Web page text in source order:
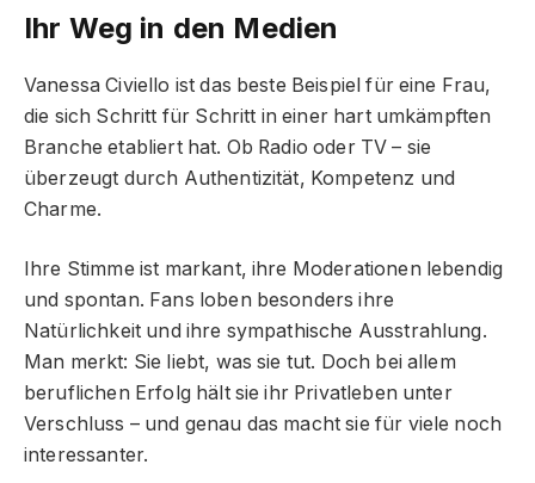
Ihr Weg in den Medien
Vanessa Civiello ist das beste Beispiel für eine Frau,
die sich Schritt für Schritt in einer hart umkämpften
Branche etabliert hat. Ob Radio oder TV – sie
überzeugt durch Authentizität, Kompetenz und
Charme.
Ihre Stimme ist markant, ihre Moderationen lebendig
und spontan. Fans loben besonders ihre
Natürlichkeit und ihre sympathische Ausstrahlung.
Man merkt: Sie liebt, was sie tut. Doch bei allem
beruflichen Erfolg hält sie ihr Privatleben unter
Verschluss – und genau das macht sie für viele noch
interessanter.